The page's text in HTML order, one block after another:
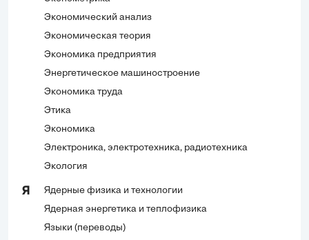
Экономический анализ
Экономическая теория
Экономика предприятия
Энергетическое машиностроение
Экономика труда
Этика
Экономика
Электроника, электротехника, радиотехника
Экология
Я
Ядерные физика и технологии
Ядерная энергетика и теплофизика
Языки (переводы)